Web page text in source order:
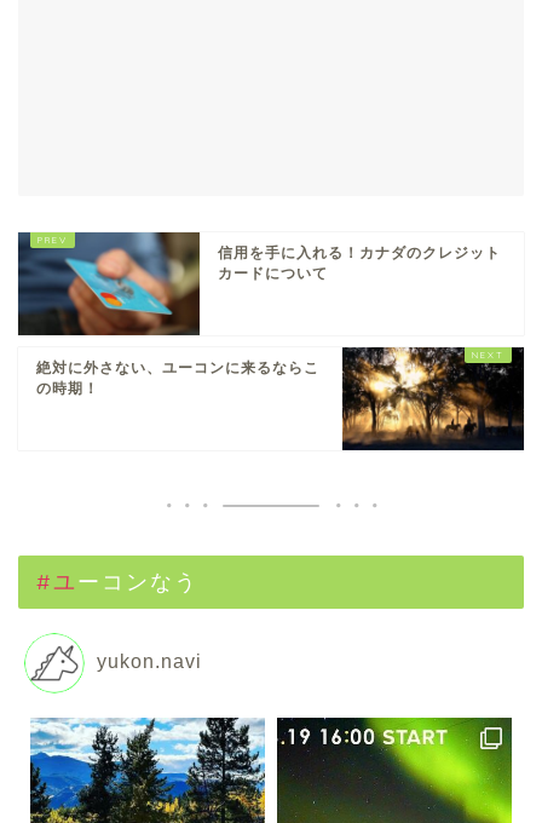
信用を手に入れる！カナダのクレジット
カードについて
絶対に外さない、ユーコンに来るならこ
の時期！
#ユーコンなう
yukon.navi